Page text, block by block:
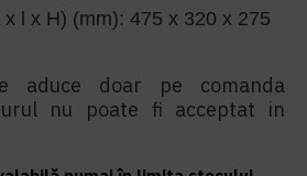
x l x H) (mm): 475 x 320 x 275
aduce doar pe comanda
nu poate fi acceptat in